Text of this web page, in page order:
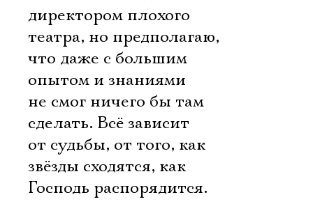
директором плохого
театра, но предполагаю,
что даже с большим
опытом и знаниями
не смог ничего бы там
сделать. Всё зависит
от судьбы, от того, как
звёзды сходятся, как
Господь распорядится.